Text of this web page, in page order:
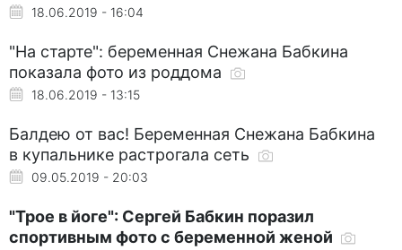
18.06.2019 - 16:04
"На старте": беременная Снежана Бабкина
показала фото из роддома
18.06.2019 - 13:15
Балдею от вас! Беременная Снежана Бабкина
в купальнике растрогала сеть
09.05.2019 - 20:03
"Трое в йоге": Сергей Бабкин поразил
спортивным фото с беременной женой